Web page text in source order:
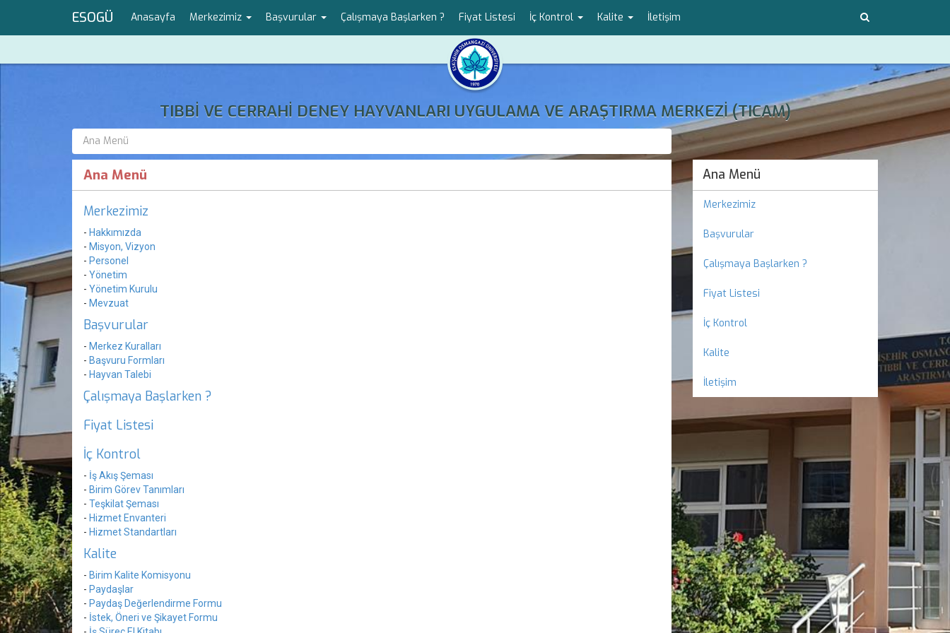
ESOGÜ Anasayfa Merkezimiz Başvurular Çalışmaya Başlarken ? Fiyat Listesi İç Kontrol Kalite İletişim
TIBBİ VE CERRAHİ DENEY HAYVANLARI UYGULAMA VE ARAŞTIRMA MERKEZİ (TICAM)
Ana Menü
Ana Menü
Merkezimiz
- Hakkımızda
- Misyon, Vizyon
- Personel
- Yönetim
- Yönetim Kurulu
- Mevzuat
Başvurular
- Merkez Kuralları
- Başvuru Formları
- Hayvan Talebi
Çalışmaya Başlarken ?
Fiyat Listesi
İç Kontrol
- İş Akış Şeması
- Birim Görev Tanımları
- Teşkilat Şeması
- Hizmet Envanteri
- Hizmet Standartları
Kalite
- Birim Kalite Komisyonu
- Paydaşlar
- Paydaş Değerlendirme Formu
- İstek, Öneri ve Şikayet Formu
Ana Menü
Merkezimiz
Başvurular
Çalışmaya Başlarken ?
Fiyat Listesi
İç Kontrol
Kalite
İletişim